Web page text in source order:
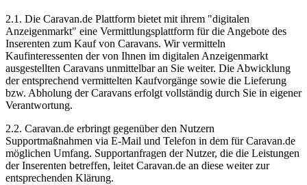
2.1. Die Caravan.de Plattform bietet mit ihrem "digitalen
Anzeigenmarkt" eine Vermittlungsplattform für die Angebote des
Inserenten zum Kauf von Caravans. Wir vermitteln
Kaufinteressenten der von Ihnen im digitalen Anzeigenmarkt
ausgestellten Caravans unmittelbar an Sie weiter. Die Abwicklung
der entsprechend vermittelten Kaufvorgänge sowie die Lieferung
bzw. Abholung der Caravans erfolgt vollständig durch Sie in eigener
Verantwortung.
2.2. Caravan.de erbringt gegenüber den Nutzern
Supportmaßnahmen via E-Mail und Telefon in dem für Caravan.de
möglichen Umfang. Supportanfragen der Nutzer, die die Leistungen
der Inserenten betreffen, leitet Caravan.de an diese weiter zur
entsprechenden Klärung.